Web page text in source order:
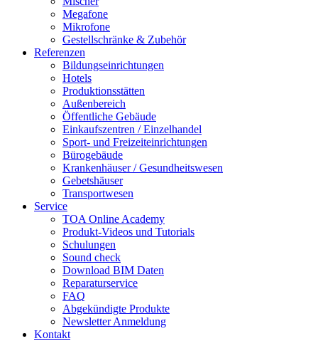
Megafone
Mikrofone
Gestellschränke & Zubehör
Referenzen
Bildungseinrichtungen
Hotels
Produktionsstätten
Außenbereich
Öffentliche Gebäude
Einkaufszentren / Einzelhandel
Sport- und Freizeiteinrichtungen
Bürogebäude
Krankenhäuser / Gesundheitswesen
Gebetshäuser
Transportwesen
Service
TOA Online Academy
Produkt-Videos und Tutorials
Schulungen
Sound check
Download BIM Daten
Reparaturservice
FAQ
Abgekündigte Produkte
Newsletter Anmeldung
Kontakt